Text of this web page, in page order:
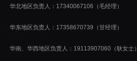
华北地区负责人：17340067106（毛经理）
华东地区负责人：17358670739（甘经理）
华南、华西地区负责人：19113907060（耿女士）